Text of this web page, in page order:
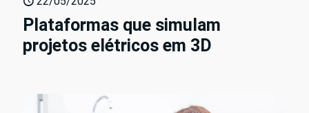
Plataformas que simulam
projetos elétricos em 3D